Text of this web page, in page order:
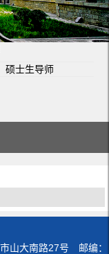
士生导师
山大南路27号 邮编：